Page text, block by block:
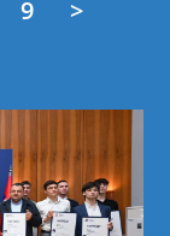
9 >